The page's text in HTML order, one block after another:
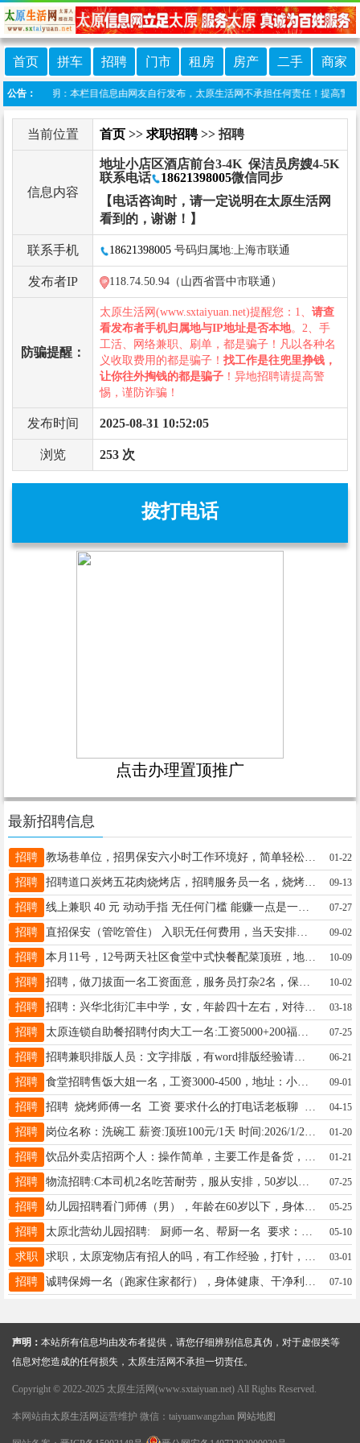
首页 拼车 招聘 门市 租房 房产 二手 商家
公告：
免责声明：本栏目信息由网友自行发布，太原生活网不承担任何责任！提高警惕
当前位置 首页 >> 求职招聘>> 招聘
信息内容
地址小店区酒店前台3-4K 保洁员房嫂4-5K
联系电话
18621398005微信同步
【电话咨询时，请一定说明在太原生活网
看到的，谢谢！】
联系手机 18621398005 号码归属地:上海市联通
发布者IP 118.74.50.94（山西省晋中市联通）
防骗提醒：
太原生活网(www.sxtaiyuan.net)提醒您：1、 请查
看发布者手机归属地与IP地址是否本地。2、手
工活、网络兼职、刷单，都是骗子！凡以各种名
义收取费用的都是骗子！ 找工作是往兜里挣钱，
让你往外掏钱的都是骗子 ！异地招聘请提高警
惕，谨防诈骗！
发布时间 2025-08-31 10:52:05
浏览 253 次
拨打电话
点击办理置顶推广
最新招聘信息
招聘 教场巷单位，招男保安六小时工作环境好，简单轻松免费早午自助餐。工资1500元，年龄60岁左右有意者联系13834510979李 01-22
招聘 招聘道口炭烤五花肉烧烤店，招聘服务员一名，烧烤学徒工，工资3000—4000包吃包住，具体面谈，年龄20-50岁联系电话15343513491，微信同号。 09-13
招聘 线上兼职 40 元 动动手指 无任何门槛 能赚一点是一点 想做的来[机智] 07-27
招聘 直招保安（管吃管住） 入职无任何费用，当天安排住宿 年龄17周-60周坐岗——管吃管住3000 形象岗——管吃管住3500-4500 另招1号线地铁，2号线地铁保安和安检（年龄18--45周岁） 联系电话: 19935461548马队（微信同号） 09-02
招聘 本月11号，12号两天社区食堂中式快餐配菜顶班，地址在华润大厦下沉广场！电话18636865283（微信同号） 10-09
招聘 10-02
招聘 招聘：兴华北街汇丰中学，女，年龄四十左右，对待工作热情，有耐心，有亲和力，早上9点到12点，下午2点半到6点半，月休四天。工资面议。 联系电话：19903463078 03-18
招聘 07-25
招聘 招聘兼职排版人员：文字排版，有word排版经验请联系15635189826 06-21
招聘 食堂招聘售饭大姐一名，工资3000-4500，地址：小店区，联系方式：13333593580 09-01
招聘 04-15
招聘 01-20
招聘 01-21
招聘 07-25
招聘 幼儿园招聘看门师傅（男），年龄在60岁以下，身体健康，可以住单位的，会说普通话。电话13834635159 05-25
招聘 05-10
求职 03-01
招聘 07-10
声明： 本站所有信息均由发布者提供，请您仔细辨别信息真伪，对于虚假类等
信息对您造成的任何损失，太原生活网不承担一切责任。
Copyright © 2022-2025 太原生活网(www.sxtaiyuan.net) All Rights Reserved.
本网站由太原生活网 运营维护 微信：taiyuanwangzhan 网站地图